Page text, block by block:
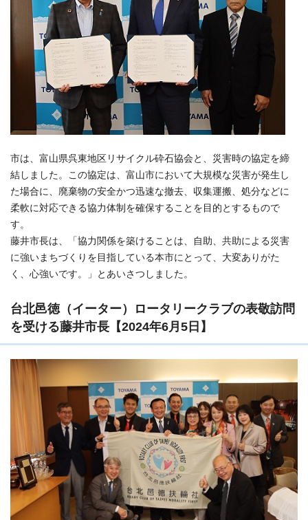
市は、富山県呉東地区リサイクル砕石協会と、災害時の協定を締
結しました。この協定は、富山市において大規模な災害が発生し
た場合に、廃棄物の安全かつ迅速な撤去、収集運搬、処分などに
柔軟に対応できる協力体制を確保することを目的とするもので
す。
藤井市長は、「協力関係を築けることは、自助、共助による災害
に強いまちづくりを目指している本市にとって、大変ありがた
く、心強いです。」とあいさつしました。
台北邑徳（イーター）ロータリークラブの表敬訪問
を受ける藤井市長【2024年6月5日】